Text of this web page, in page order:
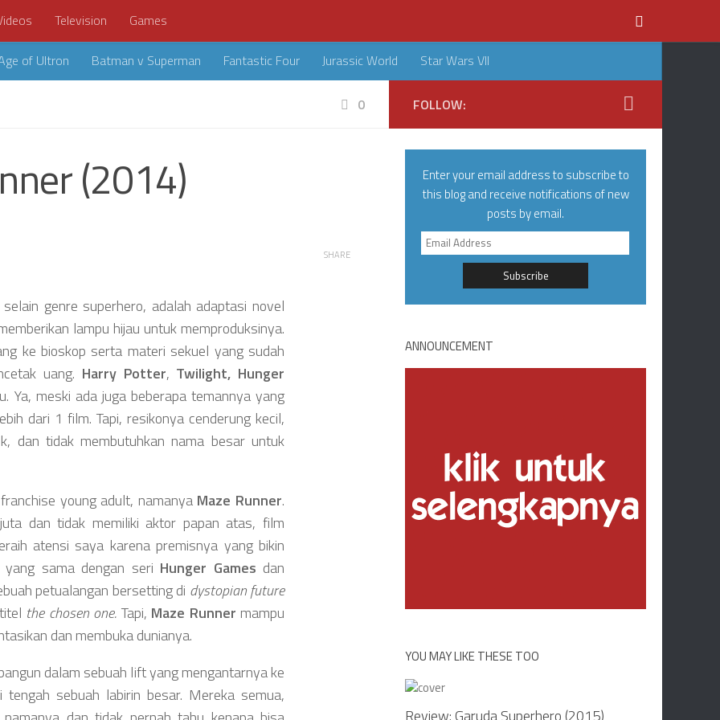
Television Games
of Ultron Batman v Superman Fantastic Four Jurassic World Star Wars VII
0
(2014)
genre superhero, adalah adaptasi novel
lampu hijau untuk memproduksinya.
ke bioskop serta materi sekuel yang sudah
uang. Harry Potter, Twilight, Hunger
Ya, meski ada juga beberapa temannya yang
dari 1 film. Tapi, resikonya cenderung kecil,
dan tidak membutuhkan nama besar untuk
young adult, namanya Maze Runner.
dan tidak memiliki aktor papan atas, film
atensi saya karena premisnya yang bikin
yang sama dengan seri Hunger Games dan
petualangan bersetting di dystopian future
the chosen one. Tapi, Maze Runner mampu
dan membuka dunianya.
dalam sebuah lift yang mengantarnya ke
sebuah labirin besar. Mereka semua,
SHARE
FOLLOW:
Enter your email address to subscribe to
this blog and receive notifications of new
posts by email.
Email
Address
ANNOUNCEMENT
YOU MAY LIKE THESE TOO
Review: Garuda Superhero (2015)